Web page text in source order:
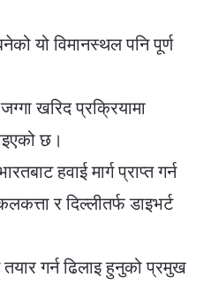
यो विमानस्थल पनि पूर्ण
खरिद प्रक्रियामा
छ।
हवाई मार्ग प्राप्त गर्न
र दिल्लीतर्फ डाइभर्ट
गर्न ढिलाइ हुनुको प्रमुख